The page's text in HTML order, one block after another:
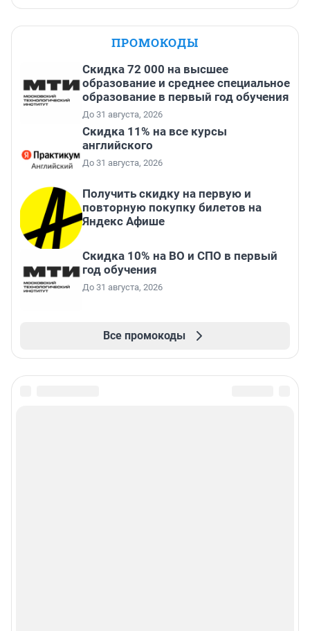
ПРОМОКОДЫ
Скидка 72 000 на высшее
образование и среднее специальное
образование в первый год обучения
До 31 августа, 2026
Скидка 11% на все курсы
английского
До 31 августа, 2026
Получить скидку на первую и
повторную покупку билетов на
Яндекс Афише
Скидка 10% на ВО и СПО в первый
год обучения
До 31 августа, 2026
Все промокоды